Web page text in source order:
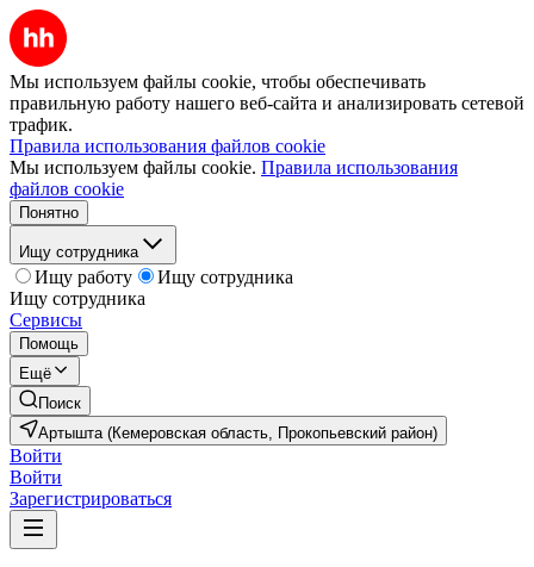
Мы используем файлы cookie, чтобы обеспечивать
правильную работу нашего веб-сайта и анализировать сетевой
трафик.
Правила использования файлов cookie
Мы используем файлы cookie. Правила использования
файлов cookie
Понятно
Ищу сотрудника
Ищу работу
Ищу сотрудника
Ищу сотрудника
Сервисы
Помощь
Ещё
Поиск
Артышта (Кемеровская область, Прокопьевский район)
Войти
Войти
Зарегистрироваться